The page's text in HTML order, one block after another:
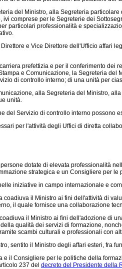
del Ministro, alla Segreteria
comprese per le Segreterie dei
particolari professionalità e
e Vice Direttore dell'Ufficio affari
prefettizia e per il conferimento dei
e Comunicazione, la Segreteria
di controllo interno; di una unità per
alla Segreteria del Ministro,
unità.
Servizio di controllo interno possono
per l'attività degli Uffici di diretta
dotate di elevata professionalità
strategica e un Consigliere per le
iniziative in campo internazionale e
il Ministro ai fini dell'attività di
il quale fornisce una collaborazione
il Ministro ai fini dell'adozione di
qualità dei servizi di formazione,
scambi culturali e professionali con
sentito il Ministro degli affari esteri, fra
il Consigliere per le politiche della
237 del decreto del Presidente della